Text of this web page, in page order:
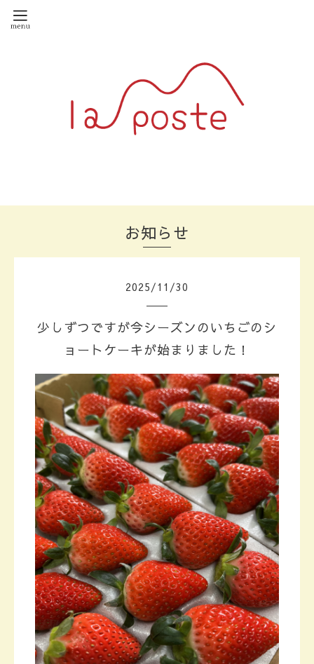
お知らせ
2025/11 /30
少しずつですが今シーズンのいちごのシ
ョートケーキが始まりました！